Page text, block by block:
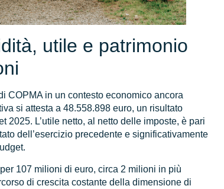
utile e patrimonio
COPMA in un contesto economico ancora
si attesta a 48.558.898 euro, un risultato
2025. L’utile netto, al netto delle imposte, è pari
dell’esercizio precedente e significativamente
107 milioni di euro, circa 2 milioni in più
di crescita costante della dimensione di